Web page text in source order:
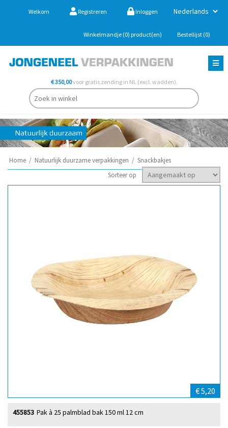
Welkom Registreren Inloggen
Winkelmandje (0) product(en) Bestellijst (0)
€ 350,00voor gratis zending in NL (excl. wadden).
Home / Natuurlijk duurzame verpakkingen / Snackbakjes
Sorteer op
€ 5,20
Pak à 25 palmblad bak 150 ml 12 cm
455853